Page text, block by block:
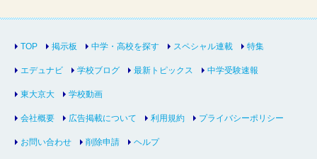
TOP 掲示板 中学・高校を探す スペシャル連載 特集
エデュナビ 学校ブログ 最新トピックス 中学受験速報
東大京大 学校動画
会社概要 広告掲載について 利用規約 プライバシーポリシー
お問い合わせ 削除申請 ヘルプ